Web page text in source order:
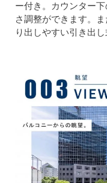
ー付き。カウンター
さ調整ができます。
り出しやすい引き出